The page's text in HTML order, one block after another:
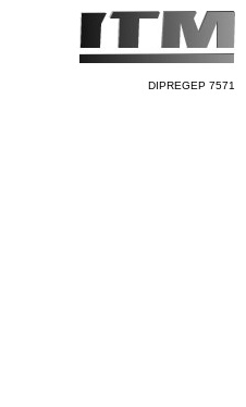
DIPREGEP 7571